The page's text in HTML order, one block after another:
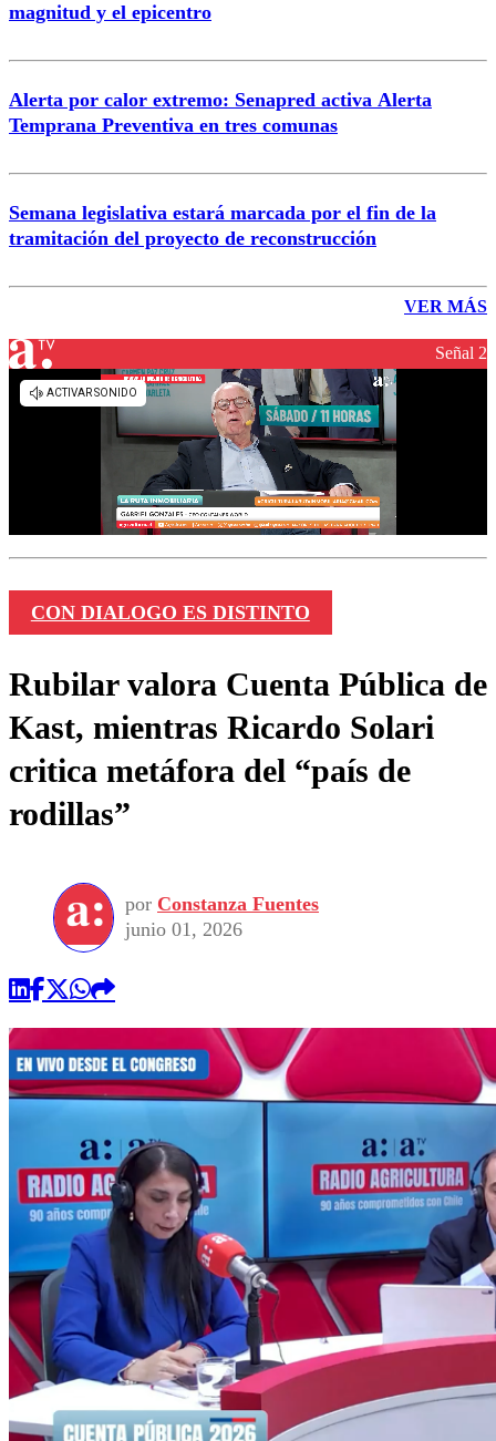
magnitud y el epicentro
Alerta por calor extremo: Senapred activa Alerta
Temprana Preventiva en tres comunas
Semana legislativa estará marcada por el fin de la
tramitación del proyecto de reconstrucción
VER MÁS
Señal 2
CON DIALOGO ES DISTINTO
Rubilar valora Cuenta Pública de
Kast, mientras Ricardo Solari
critica metáfora del “país de
rodillas”
por Constanza Fuentes
junio 01, 2026